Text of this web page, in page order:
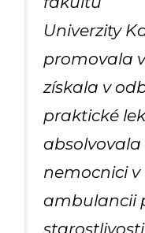
Univerzity
promovala v
získala v
praktické
nemocnici v
ambulancii